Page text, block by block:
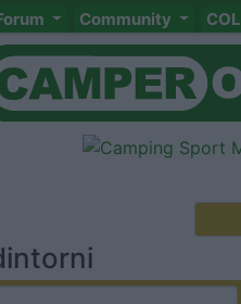
Community COL